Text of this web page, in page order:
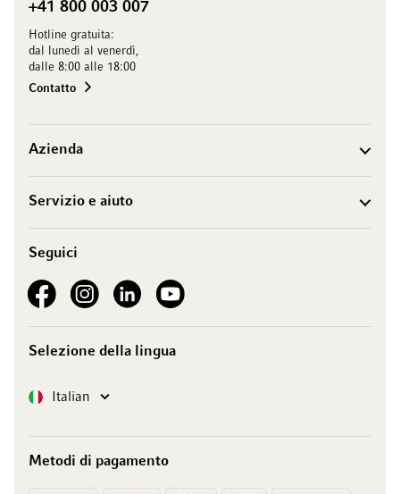
+41 800 003 007
Hotline gratuita:
dal lunedì al venerdì,
dalle 8:00 alle 18:00
Contatto
Azienda
Servizio e aiuto
Seguici
See our FacebookSee our Instagram account
See our LinkedInSee our YouTube channel
Selezione della lingua
Lingua Italian
Metodi di pagamento